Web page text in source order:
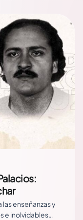
las enseñanzas y
e inolvidables